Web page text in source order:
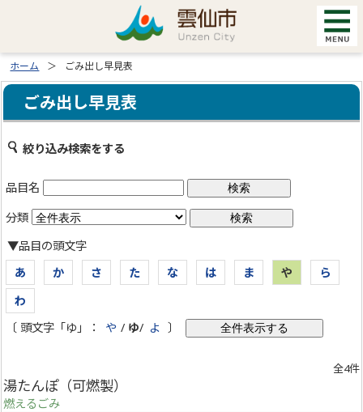
ホーム ごみ出し早見表
ごみ出し早見表
絞り込み検索をする
品目名
分類
▼品目の頭文字
あ
か さ た な は ま や
ら
わ
〔 頭文字「ゆ」：
や / ゆ/ よ 〕
全4件
湯たんぽ（可燃製）
燃えるごみ